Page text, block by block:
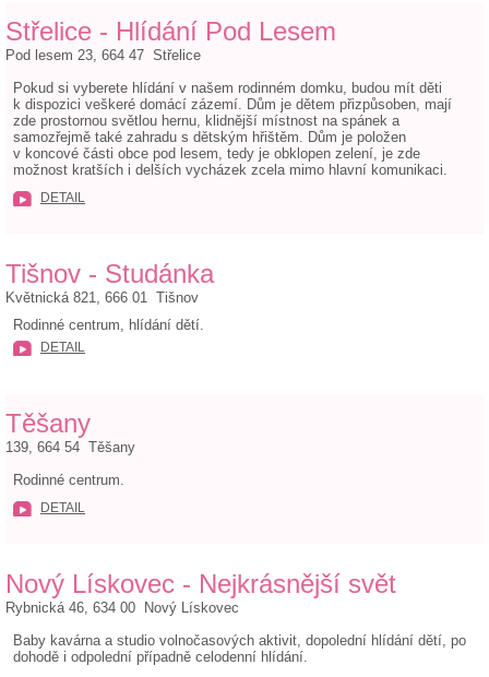
Střelice - Hlídání Pod Lesem
Pod lesem 23, 664 47 Střelice
Pokud si vyberete hlídání v našem rodinném domku, budou mít děti
k dispozici veškeré domácí zázemí. Dům je dětem přizpůsoben, mají
zde prostornou světlou hernu, klidnější místnost na spánek a
samozřejmě také zahradu s dětským hřištěm. Dům je položen
v koncové části obce pod lesem, tedy je obklopen zelení, je zde
možnost kratších i delších vycházek zcela mimo hlavní komunikaci.
DETAIL
Tišnov - Studánka
Květnická 821, 666 01 Tišnov
Rodinné centrum, hlídání dětí.
DETAIL
Těšany
139, 664 54 Těšany
Rodinné centrum.
DETAIL
Nový Lískovec - Nejkrásnější svět
Rybnická 46, 634 00 Nový Lískovec
Baby kavárna a studio volnočasových aktivit, dopolední hlídání dětí, po
dohodě i odpolední případně celodenní hlídání.